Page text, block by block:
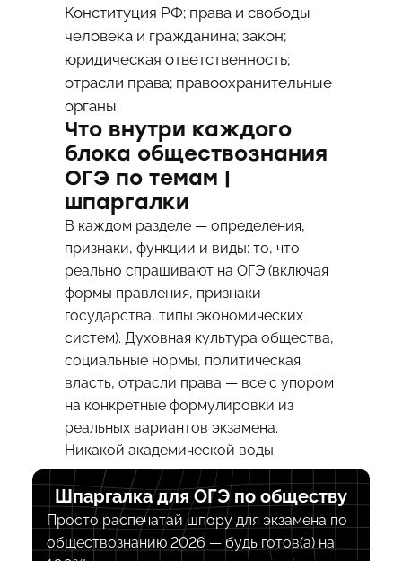
Конституция РФ; права и свободы
человека и гражданина; закон;
юридическая ответственность;
отрасли права; правоохранительные
органы.
Что внутри каждого
блока обществознания
ОГЭ по темам |
шпаргалки
В каждом разделе — определения,
признаки, функции и виды: то, что
реально спрашивают на ОГЭ (включая
формы правления, признаки
государства, типы экономических
систем). Духовная культура общества,
социальные нормы, политическая
власть, отрасли права — все с упором
на конкретные формулировки из
реальных вариантов экзамена.
Никакой академической воды.
Шпаргалка для ОГЭ по обществу
Просто распечатай шпору для экзамена по
обществознанию 2026 — будь готов(а) на